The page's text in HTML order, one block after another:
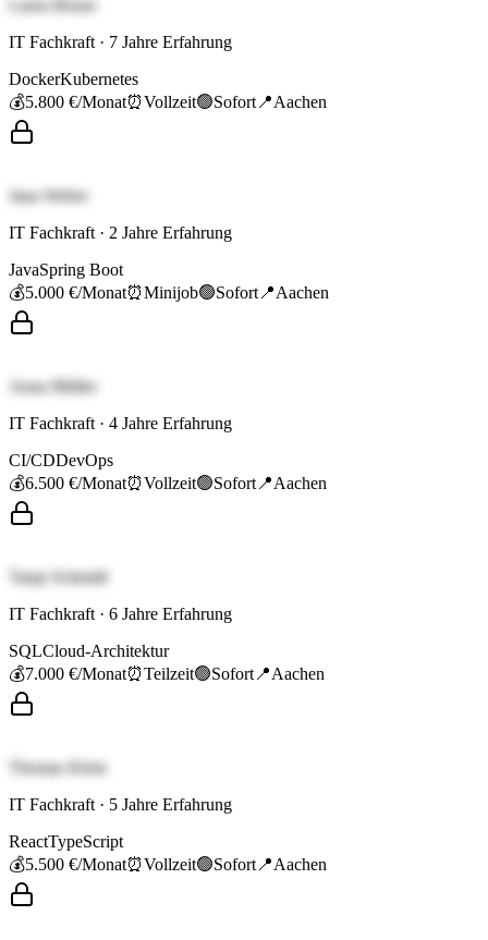
Laura Braun
IT Fachkraft · 7 Jahre Erfahrung
DockerKubernetes
💰5.800 €/Monat⏰Vollzeit🟢Sofort 📍Aachen
Jana Weber
IT Fachkraft · 2 Jahre Erfahrung
JavaSpring Boot
💰5.000 €/Monat⏰Minijob🟢Sofort 📍Aachen
Anna Müller
IT Fachkraft · 4 Jahre Erfahrung
CI/CDDevOps
💰6.500 €/Monat⏰Vollzeit🟢Sofort 📍Aachen
Tanja Schmidt
IT Fachkraft · 6 Jahre Erfahrung
SQLCloud-Architektur
💰7.000 €/Monat⏰Teilzeit🟢Sofort 📍Aachen
Thomas Klein
IT Fachkraft · 5 Jahre Erfahrung
ReactTypeScript
💰5.500 €/Monat⏰Vollzeit🟢Sofort 📍Aachen